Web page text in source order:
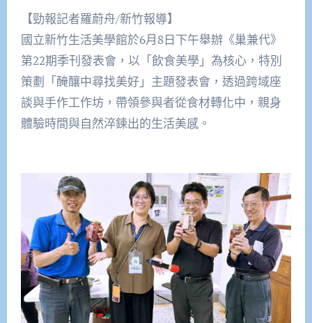
【勁報記者羅蔚舟/新竹報導】
國立新竹生活美學館於6月8日下午舉辦《巢兼代》
第22期季刊發表會，以「飲食美學」為核心，特別
策劃「醃釀中尋找美好」主題發表會，透過跨域座
談與手作工作坊，帶領參與者從食材轉化中，親身
體驗時間與自然淬鍊出的生活美感。